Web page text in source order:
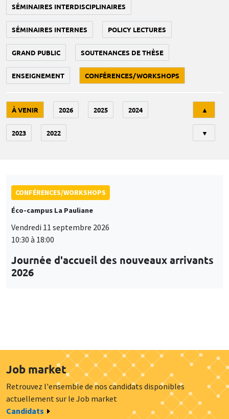
SÉMINAIRES INTERDISCIPLINAIRES
SÉMINAIRES INTERNES POLICY LECTURES
GRAND PUBLIC SOUTENANCES DE THÈSE
ENSEIGNEMENT CONFÉRENCES/WORKSHOPS
À VENIR 2026 2025 2024
2023 2022
▲
▼
CONFÉRENCES/WORKSHOPS
Éco-campus La Pauliane
Vendredi 11 septembre 2026
10:30 à 18:00
Journée d'accueil des nouveaux arrivants
2026
Job market
Retrouvez l'ensemble de nos candidats disponibles
actuellement sur le Job market
Candidats